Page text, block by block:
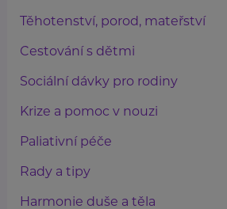
Těhotenství, porod, mateřství
Cestování s dětmi
Sociální dávky pro rodiny
Krize a pomoc v nouzi
Paliativní péče
Rady a tipy
Harmonie duše a těla